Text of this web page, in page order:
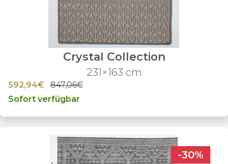
Crystal Collection
231×163 cm
592,94€
847,06€
Sofort verfügbar
-30%